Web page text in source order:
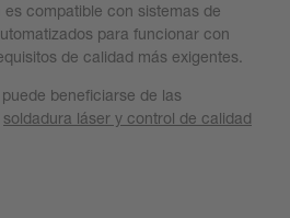
compatible con sistemas de
para funcionar con
de calidad más exigentes.
beneficiarse de las
soldadura láser y control de calidad